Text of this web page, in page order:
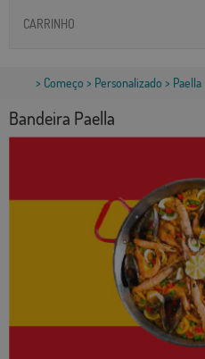
CARRINHO
> Começo > Personalizado > Paella
Bandeira Paella